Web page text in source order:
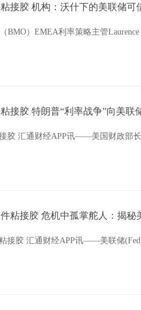
接胶 机构：沃什下的美联储可
BMO）EMEA利率策略主管
接胶 特朗普“利率战争”向美联
胶 汇通财经APP讯——美国财政部
粘接胶 危机中孤掌舵人：揭秘
接胶 汇通财经APP讯——美联储